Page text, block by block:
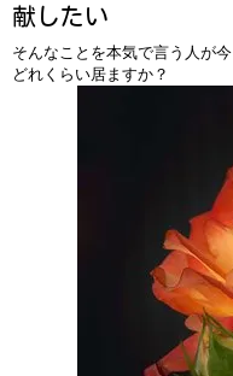
献したい
そんなことを本気で言う人が今
どれくらい居ますか？